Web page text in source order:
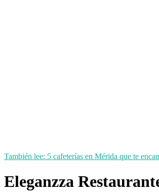
También lee: 5 cafeterías en Mérida que te
Eleganzza